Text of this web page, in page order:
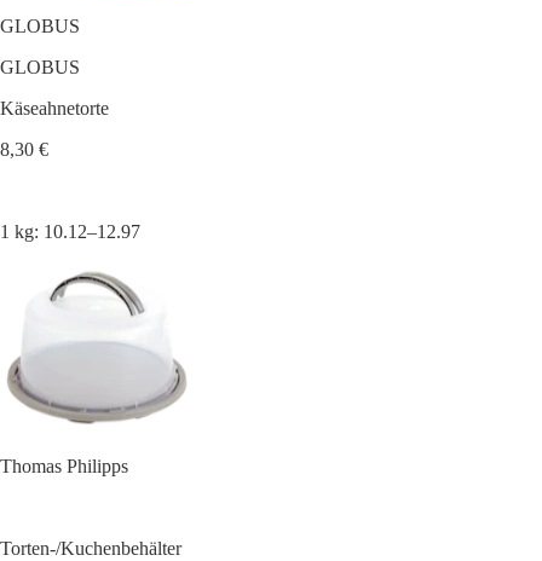
GLOBUS
GLOBUS
Käseahnetorte
8,30 €
1 kg: 10.12–12.97
Thomas Philipps
Torten-/Kuchenbehälter